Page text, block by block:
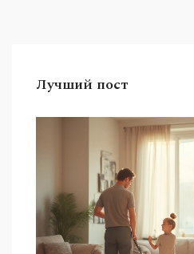
Лучший пост